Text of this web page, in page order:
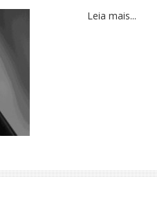
Leia mais...